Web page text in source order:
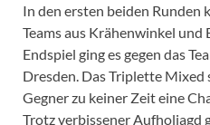
In den ersten beiden Runden
Teams aus Krähenwinkel und
Endspiel ging es gegen das
Dresden. Das Triplette
Gegner zu keiner Zeit eine
Trotz verbissener Aufholjagd